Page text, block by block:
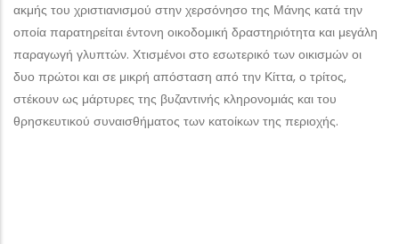
ακμής του χριστιανισμού στην χερσόνησο της Μάνης κατά την
οποία παρατηρείται έντονη οικοδομική δραστηριότητα και μεγάλη
παραγωγή γλυπτών. Χτισμένοι στο εσωτερικό των οικισμών οι
δυο πρώτοι και σε μικρή απόσταση από την Κίττα, ο τρίτος,
στέκουν ως μάρτυρες της βυζαντινής κληρονομιάς και του
θρησκευτικού συναισθήματος των κατοίκων της περιοχής.